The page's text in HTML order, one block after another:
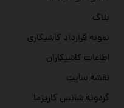
بلاگ
نمونه قرارداد کاشیکاری
اطاعات کاشیکاران
نقشه سایت
گردونه شانس کاریزما